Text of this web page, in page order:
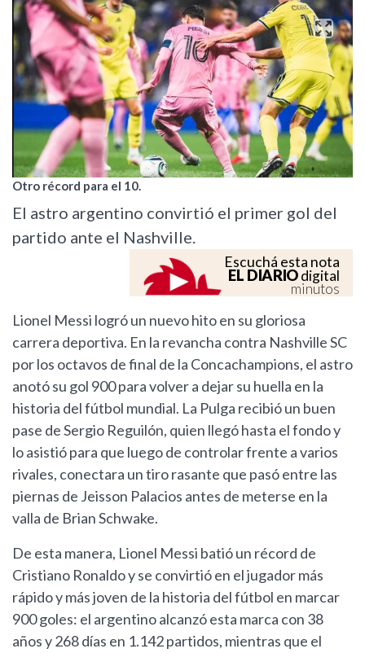
Otro récord para el 10.
El astro argentino convirtió el primer gol del
partido ante el Nashville.
Escuchá esta nota
EL DIARIOdigital
minutos
Lionel Messi logró un nuevo hito en su gloriosa
carrera deportiva. En la revancha contra Nashville SC
por los octavos de final de la Concachampions, el astro
anotó su gol 900 para volver a dejar su huella en la
historia del fútbol mundial. La Pulga recibió un buen
pase de Sergio Reguilón, quien llegó hasta el fondo y
lo asistió para que luego de controlar frente a varios
rivales, conectara un tiro rasante que pasó entre las
piernas de Jeisson Palacios antes de meterse en la
valla de Brian Schwake.
De esta manera, Lionel Messi batió un récord de
Cristiano Ronaldo y se convirtió en el jugador más
rápido y más joven de la historia del fútbol en marcar
900 goles: el argentino alcanzó esta marca con 38
años y 268 días en 1.142 partidos, mientras que el